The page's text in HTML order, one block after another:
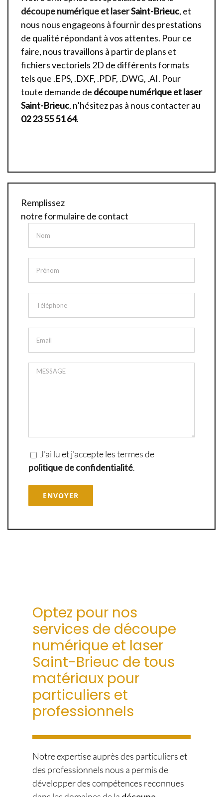
découpe numérique et laserSaint-Brieuc, et
nous nous engageons à fournir des prestations
de qualité répondant à vos attentes. Pour ce
faire, nous travaillons à partir de plans et
fichiers vectoriels 2D de différents formats
tels que .EPS, .DXF, .PDF, .DWG, .AI. Pour
toute demande de découpe numérique et laser
Saint-Brieuc, n’hésitez pas à nous contacter au
02 23 55 51 64.
Remplissez
notre formulaire de contact
J'ai lu et j'accepte les termes de
politique de confidentialité.
Optez pour nos
services de découpe
numérique et laser
Saint-Brieuc de tous
matériaux pour
particuliers et
professionnels
Notre expertise auprès des particuliers et
des professionnels nous a permis de
développer des compétences reconnues